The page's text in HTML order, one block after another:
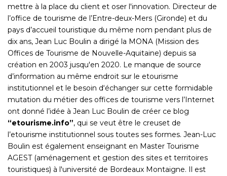
mettre à la place du client et oser l'innovation. Directeur de
l’office de tourisme de l’Entre-deux-Mers (Gironde) et du
pays d’accueil touristique du même nom pendant plus de
dix ans, Jean Luc Boulin a dirigé la MONA (Mission des
Offices de Tourisme de Nouvelle-Aquitaine) depuis sa
création en 2003 jusqu'en 2020. Le manque de source
d’information au même endroit sur le etourisme
institutionnel et le besoin d‘échanger sur cette formidable
mutation du métier des offices de tourisme vers l’Internet
ont donné l’idée à Jean Luc Boulin de créer ce blog
“etourisme.info”, qui se veut être le creuset de
l’etourisme institutionnel sous toutes ses formes. Jean-Luc
Boulin est également enseignant en Master Tourisme
AGEST (aménagement et gestion des sites et territoires
touristiques) à l'université de Bordeaux Montaigne. Il est